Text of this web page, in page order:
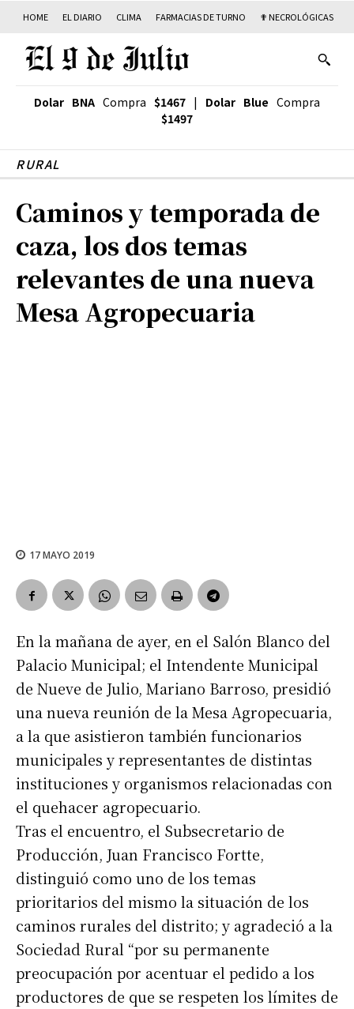
HOME EL DIARIO CLIMA FARMACIAS DE TURNO ✟ NECROLÓGICAS
Dolar BNA Compra $1467 | Dolar Blue Compra
$1497
RURAL
Caminos y temporada de
caza, los dos temas
relevantes de una nueva
Mesa Agropecuaria
17 MAYO 2019
En la mañana de ayer, en el Salón Blanco del
Palacio Municipal; el Intendente Municipal
de Nueve de Julio, Mariano Barroso, presidió
una nueva reunión de la Mesa Agropecuaria,
a la que asistieron también funcionarios
municipales y representantes de distintas
instituciones y organismos relacionadas con
el quehacer agropecuario.
Tras el encuentro, el Subsecretario de
Producción, Juan Francisco Fortte,
distinguió como uno de los temas
prioritarios del mismo la situación de los
caminos rurales del distrito; y agradeció a la
Sociedad Rural “por su permanente
preocupación por acentuar el pedido a los
productores de que se respeten los límites de